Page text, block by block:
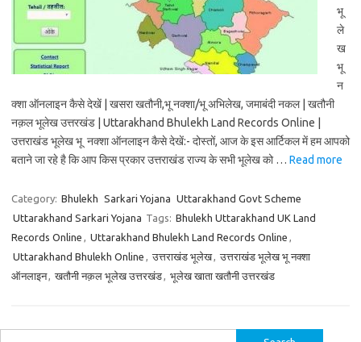
भू
ले
ख
भू
न
क्शा ऑनलाइन कैसे देखें | खसरा खतौनी,भू नक्शा/भू अभिलेख, जमाबंदी नकल | खतौनी
नक़ल भूलेख उत्तरखंड | Uttarakhand Bhulekh Land Records Online |
उत्तराखंड भूलेख भू नक्शा ऑनलाइन कैसे देखें:- दोस्तों, आज के इस आर्टिकल में हम आपको
बताने जा रहे है कि आप किस प्रकार उत्तराखंड राज्य के सभी भूलेख को … Read more
Category: Bhulekh Sarkari Yojana Uttarakhand Govt Scheme
Uttarakhand Sarkari Yojana Tags: Bhulekh Uttarakhand UK Land
Records Online , Uttarakhand Bhulekh Land Records Online ,
Uttarakhand Bhulekh Online , उत्तराखंड भूलेख, उत्तराखंड भूलेख भू नक्शा
ऑनलाइन, खतौनी नक़ल भूलेख उत्तरखंड, भूलेख खाता खतौनी उत्तरखंड